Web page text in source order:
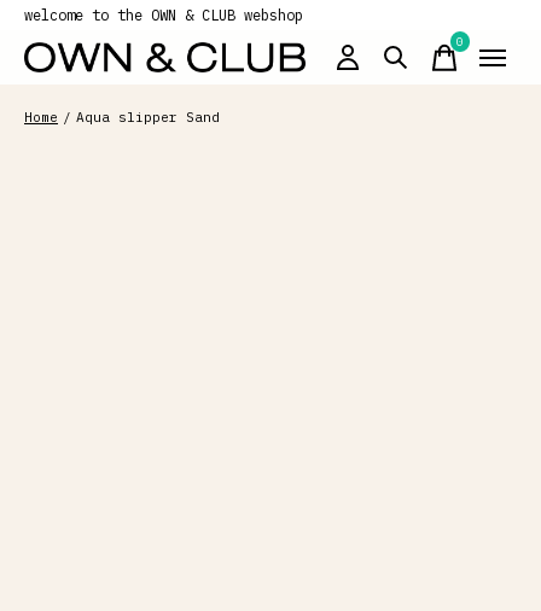
welcome to the OWN & CLUB webshop
0items
Home / Aqua slipper Sand